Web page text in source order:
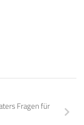
Fragen für